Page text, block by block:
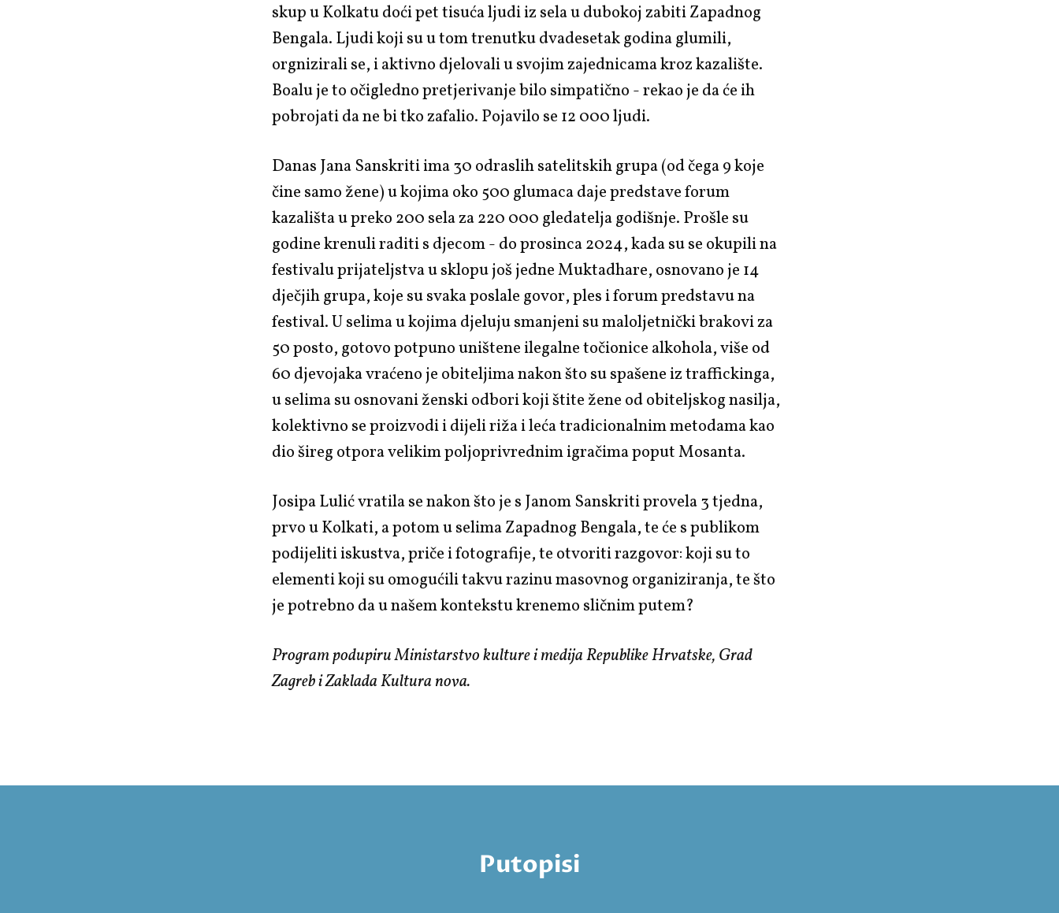
skup u Kolkatu doći pet tisuća ljudi iz sela u dubokoj zabiti Zapadnog
Bengala. Ljudi koji su u tom trenutku dvadesetak godina glumili,
orgnizirali se, i aktivno djelovali u svojim zajednicama kroz kazalište.
Boalu je to očigledno pretjerivanje bilo simpatično - rekao je da će ih
pobrojati da ne bi tko zafalio. Pojavilo se 12 000 ljudi.
Danas Jana Sanskriti ima 30 odraslih satelitskih grupa (od čega 9 koje
čine samo žene) u kojima oko 500 glumaca daje predstave forum
kazališta u preko 200 sela za 220 000 gledatelja godišnje. Prošle su
godine krenuli raditi s djecom - do prosinca 2024, kada su se okupili na
festivalu prijateljstva u sklopu još jedne Muktadhare, osnovano je 14
dječjih grupa, koje su svaka poslale govor, ples i forum predstavu na
festival. U selima u kojima djeluju smanjeni su maloljetnički brakovi za
50 posto, gotovo potpuno uništene ilegalne točionice alkohola, više od
60 djevojaka vraćeno je obiteljima nakon što su spašene iz traffickinga,
u selima su osnovani ženski odbori koji štite žene od obiteljskog nasilja,
kolektivno se proizvodi i dijeli riža i leća tradicionalnim metodama kao
dio šireg otpora velikim poljoprivrednim igračima poput Mosanta.
Josipa Lulić vratila se nakon što je s Janom Sanskriti provela 3 tjedna,
prvo u Kolkati, a potom u selima Zapadnog Bengala, te će s publikom
podijeliti iskustva, priče i fotografije, te otvoriti razgovor: koji su to
elementi koji su omogućili takvu razinu masovnog organiziranja, te što
je potrebno da u našem kontekstu krenemo sličnim putem?
Program podupiru Ministarstvo kulture i medija Republike Hrvatske, Grad
Zagreb i Zaklada Kultura nova.
Putopisi